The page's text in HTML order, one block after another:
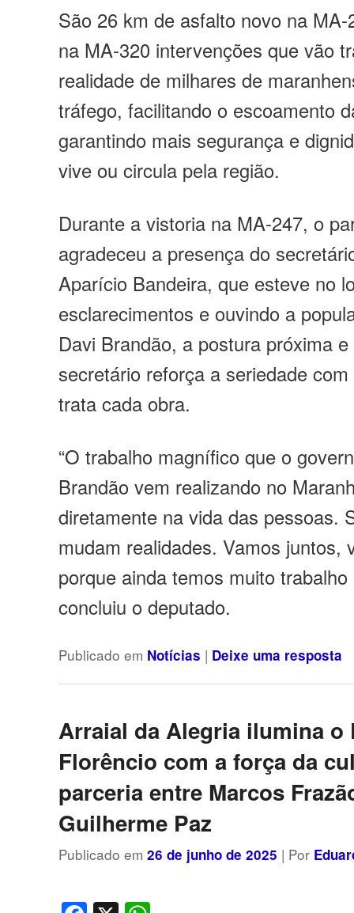
São 26 km de asfalto novo na
na MA-320 intervenções que vão
realidade de milhares de
tráfego, facilitando o escoamento
garantindo mais segurança e
vive ou circula pela região.
Durante a vistoria na MA-247, o
agradeceu a presença do
Aparício Bandeira, que esteve no
esclarecimentos e ouvindo a
Davi Brandão, a postura próxima
secretário reforça a seriedade
trata cada obra.
“O trabalho magnífico que o
Brandão vem realizando no
diretamente na vida das pessoas.
mudam realidades. Vamos juntos,
porque ainda temos muito trabalho
concluiu o deputado.
Publicado em Notícias | Deixe uma resposta
Arraial da Alegria ilumina o
Florêncio com a força da
parceria entre Marcos
Guilherme Paz
Publicado em26 de junho de 2025 | Por